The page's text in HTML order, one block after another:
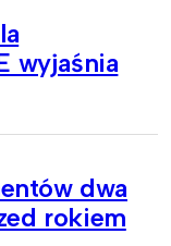
wyjaśnia
dwa
rokiem